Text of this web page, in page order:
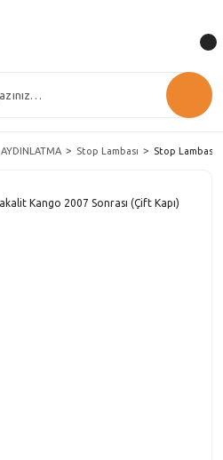
AYDINLATMA Stop Lambası Stop Lambası